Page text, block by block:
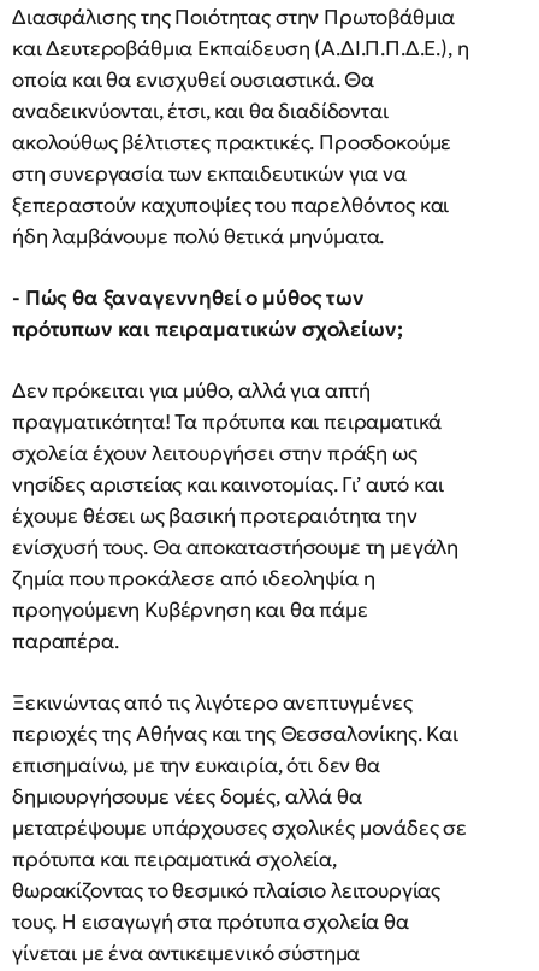
Διασφάλισης της Ποιότητας στην Πρωτοβάθμια
και Δευτεροβάθμια Εκπαίδευση (Α.ΔΙ.Π.Π.Δ.Ε.), η
οποία και θα ενισχυθεί ουσιαστικά. Θα
αναδεικνύονται, έτσι, και θα διαδίδονται
ακολούθως βέλτιστες πρακτικές. Προσδοκούμε
στη συνεργασία των εκπαιδευτικών για να
ξεπεραστούν καχυποψίες του παρελθόντος και
ήδη λαμβάνουμε πολύ θετικά μηνύματα.
- Πώς θα ξαναγεννηθεί ο μύθος των
πρότυπων και πειραματικών σχολείων;
Δεν πρόκειται για μύθο, αλλά για απτή
πραγματικότητα! Τα πρότυπα και πειραματικά
σχολεία έχουν λειτουργήσει στην πράξη ως
νησίδες αριστείας και καινοτομίας. Γι’ αυτό και
έχουμε θέσει ως βασική προτεραιότητα την
ενίσχυσή τους. Θα αποκαταστήσουμε τη μεγάλη
ζημία που προκάλεσε από ιδεοληψία η
προηγούμενη Κυβέρνηση και θα πάμε
παραπέρα.
Ξεκινώντας από τις λιγότερο ανεπτυγμένες
περιοχές της Αθήνας και της Θεσσαλονίκης. Και
επισημαίνω, με την ευκαιρία, ότι δεν θα
δημιουργήσουμε νέες δομές, αλλά θα
μετατρέψουμε υπάρχουσες σχολικές μονάδες σε
πρότυπα και πειραματικά σχολεία,
θωρακίζοντας το θεσμικό πλαίσιο λειτουργίας
τους. Η εισαγωγή στα πρότυπα σχολεία θα
γίνεται με ένα αντικειμενικό σύστημα